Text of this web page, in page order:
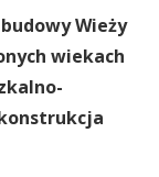
Wieży
wiekach